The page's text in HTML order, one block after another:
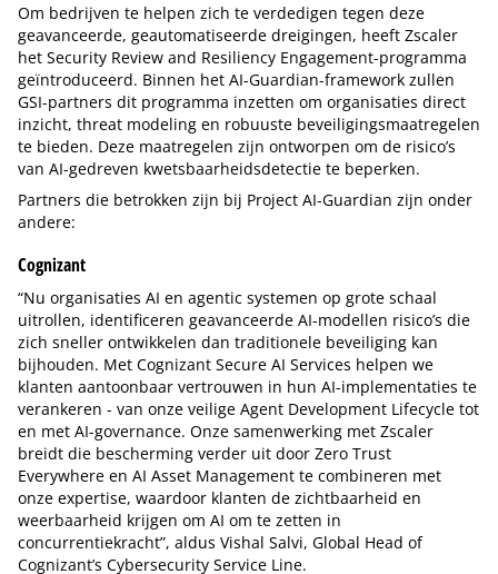
Om bedrijven te helpen zich te verdedigen tegen deze
geavanceerde, geautomatiseerde dreigingen, heeft Zscaler
het Security Review and Resiliency Engagement-programma
geïntroduceerd. Binnen het AI-Guardian-framework zullen
GSI-partners dit programma inzetten om organisaties direct
inzicht, threat modeling en robuuste beveiligingsmaatregelen
te bieden. Deze maatregelen zijn ontworpen om de risico’s
van AI-gedreven kwetsbaarheidsdetectie te beperken.
Partners die betrokken zijn bij Project AI-Guardian zijn onder
andere:
Cognizant
“Nu organisaties AI en agentic systemen op grote schaal
uitrollen, identificeren geavanceerde AI-modellen risico’s die
zich sneller ontwikkelen dan traditionele beveiliging kan
bijhouden. Met Cognizant Secure AI Services helpen we
klanten aantoonbaar vertrouwen in hun AI-implementaties te
verankeren - van onze veilige Agent Development Lifecycle tot
en met AI-governance. Onze samenwerking met Zscaler
breidt die bescherming verder uit door Zero Trust
Everywhere en AI Asset Management te combineren met
onze expertise, waardoor klanten de zichtbaarheid en
weerbaarheid krijgen om AI om te zetten in
concurrentiekracht”, aldus Vishal Salvi, Global Head of
Cognizant’s Cybersecurity Service Line.